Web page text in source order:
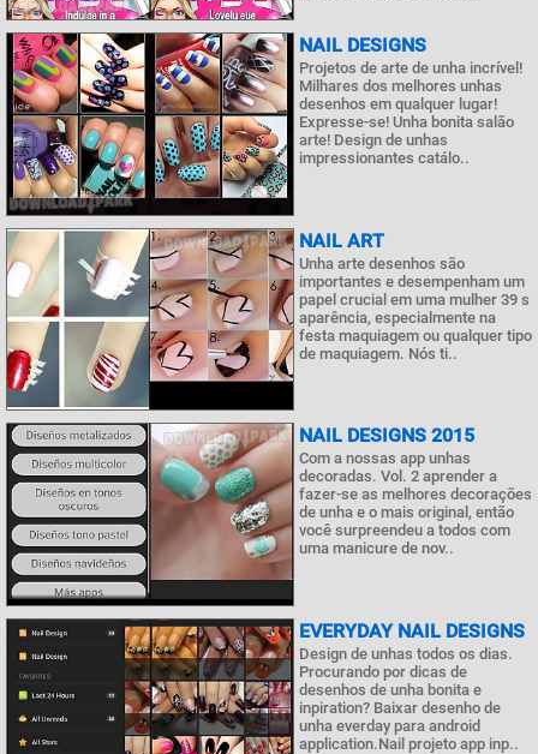
NAIL DESIGNS
Projetos de arte de unha incrível!
Milhares dos melhores unhas
desenhos em qualquer lugar!
Expresse-se! Unha bonita salão
arte! Design de unhas
impressionantes catálo..
NAIL ART
Unha arte desenhos são
importantes e desempenham um
papel crucial em uma mulher 39 s
aparência, especialmente na
festa maquiagem ou qualquer tipo
de maquiagem. Nós ti..
NAIL DESIGNS 2015
Com a nossas app unhas
decoradas. Vol. 2 aprender a
fazer-se as melhores decorações
de unha e o mais original, então
você surpreendeu a todos com
uma manicure de nov..
EVERYDAY NAIL DESIGNS
Design de unhas todos os dias.
Procurando por dicas de
desenhos de unha bonita e
inpiration? Baixar desenho de
unha everday para android
application.Nail projeto app inp..